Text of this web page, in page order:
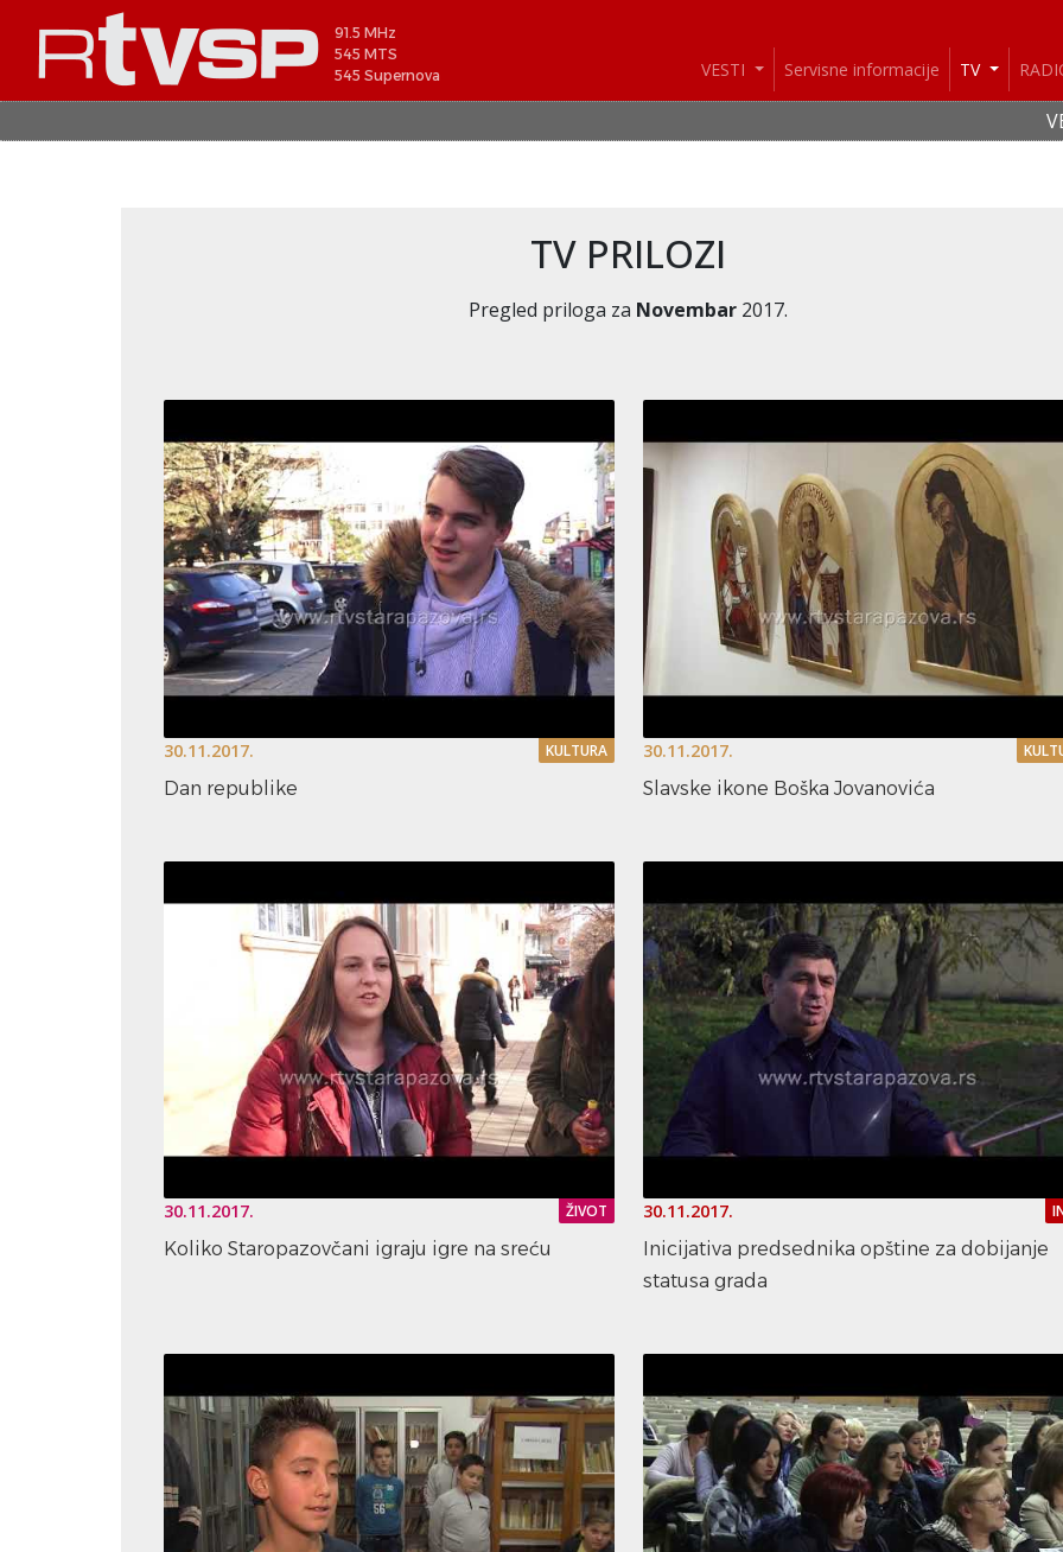
91.5 MHz
545 MTS
545 Supernova
VESTI Servisne informacije TV
VESTI: I danas
TV PRILOZI
Pregled priloga za Novembar 2017.
30.11.2017. KULTURA
Dan republike
30.11.2017.
Slavske ikone Boška Jovanovića
30.11.2017. ŽIVOT
Koliko Staropazovčani igraju igre na sreću
30.11.2017.
Inicijativa predsednika opštine za dobijanje
statusa grada